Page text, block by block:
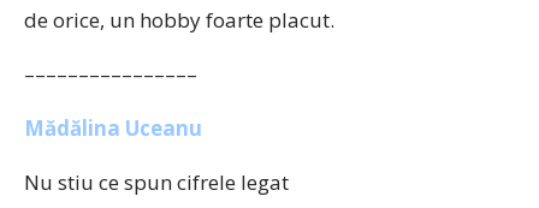
de orice, un hobby foarte placut.
––––––––––––––––
Mădălina Uceanu
Nu stiu ce spun cifrele legat